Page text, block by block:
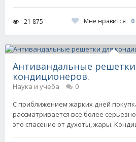
21 875 Мне нравится 0
Антивандальные решетки
кондиционеров.
Наука и учеба
0
С приближением жарких дней
рассматривается все более
это спасение от духоты, жары.